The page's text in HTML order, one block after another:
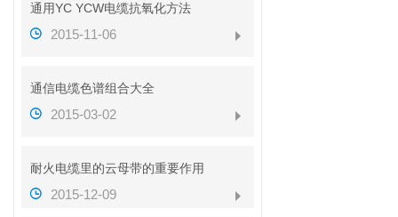
通用YC YCW电缆抗氧化方法
2015-11-06
通信电缆色谱组合大全
2015-03-02
耐火电缆里的云母带的重要作用
2015-12-09